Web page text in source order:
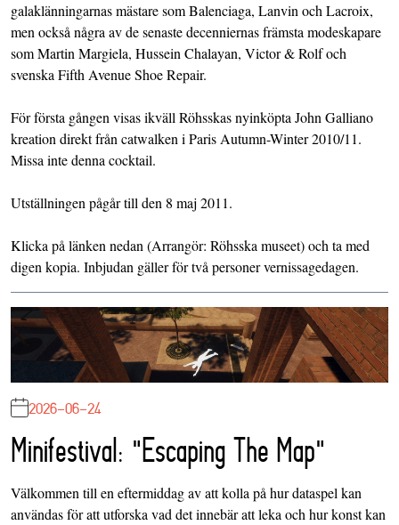
galaklänningarnas mästare som Balenciaga, Lanvin och Lacroix,
men också några av de senaste decenniernas främsta modeskapare
som Martin Margiela, Hussein Chalayan, Victor & Rolf och
svenska Fifth Avenue Shoe Repair.
För första gången visas ikväll Röhsskas nyinköpta John Galliano
kreation direkt från catwalken i Paris Autumn-Winter 2010/11.
Missa inte denna cocktail.
Utställningen pågår till den 8 maj 2011.
Klicka på länken nedan (Arrangör: Röhsska museet) och ta med
digen kopia. Inbjudan gäller för två personer vernissagedagen.
2026-06-24
Minifestival: "Escaping The Map"
Välkommen till en eftermiddag av att kolla på hur dataspel kan
användas för att utforska vad det innebär att leka och hur konst kan